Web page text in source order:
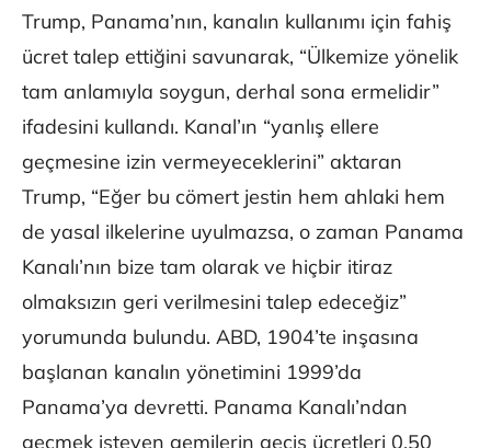
Trump, Panama’nın, kanalın kullanımı için fahiş
ücret talep ettiğini savunarak, “Ülkemize yönelik
tam anlamıyla soygun, derhal sona ermelidir”
ifadesini kullandı. Kanal’ın “yanlış ellere
geçmesine izin vermeyeceklerini” aktaran
Trump, “Eğer bu cömert jestin hem ahlaki hem
de yasal ilkelerine uyulmazsa, o zaman Panama
Kanalı’nın bize tam olarak ve hiçbir itiraz
olmaksızın geri verilmesini talep edeceğiz”
yorumunda bulundu. ABD, 1904’te inşasına
başlanan kanalın yönetimini 1999’da
Panama’ya devretti. Panama Kanalı’ndan
geçmek isteyen gemilerin geçiş ücretleri 0.50